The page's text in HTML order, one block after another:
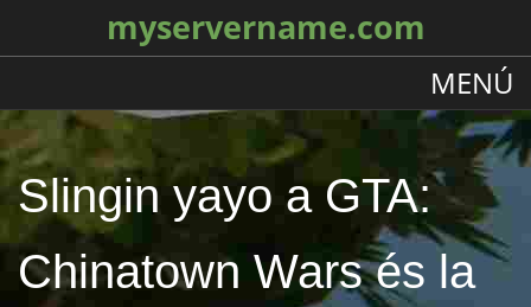
myservername.com
MENÚ
Slingin yayo a GTA:
Chinatown Wars és la